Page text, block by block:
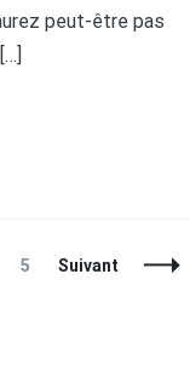
peut-être pas
Page
5 Suivant